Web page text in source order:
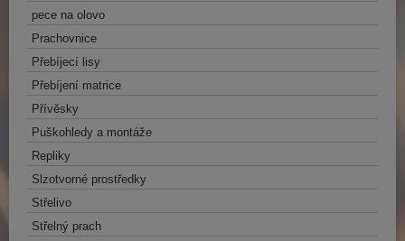
pece na olovo
Prachovnice
Přebíjecí lisy
Přebíjení matrice
Přívěsky
Puškohledy a montáže
Repliky
Slzotvorné prostředky
Střelivo
Střelný prach